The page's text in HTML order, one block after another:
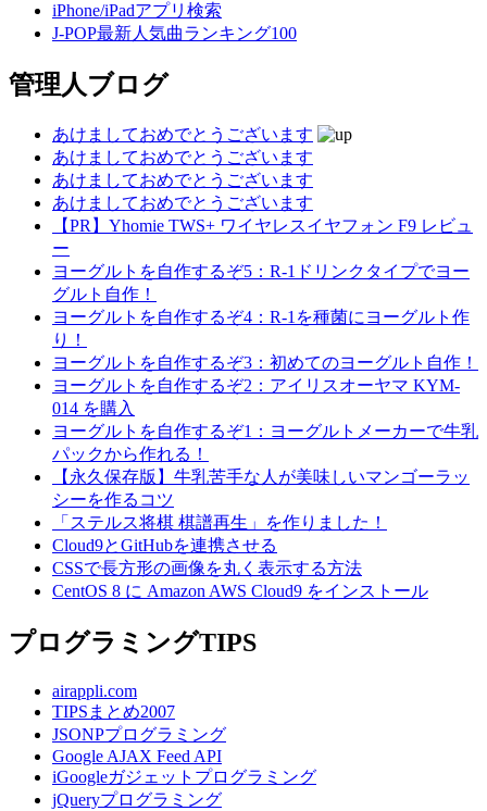
iPhone/iPadアプリ検索
J-POP最新人気曲ランキング100
管理人ブログ
あけましておめでとうございます
あけましておめでとうございます
あけましておめでとうございます
あけましておめでとうございます
【PR】Yhomie TWS+ ワイヤレスイヤフォン F9 レビュ
ー
ヨーグルトを自作するぞ5：R-1ドリンクタイプでヨー
グルト自作！
ヨーグルトを自作するぞ4：R-1を種菌にヨーグルト作
り！
ヨーグルトを自作するぞ3：初めてのヨーグルト自作！
ヨーグルトを自作するぞ2：アイリスオーヤマ KYM-
014 を購入
ヨーグルトを自作するぞ1：ヨーグルトメーカーで牛乳
パックから作れる！
【永久保存版】牛乳苦手な人が美味しいマンゴーラッ
シーを作るコツ
「ステルス将棋 棋譜再生」を作りました！
Cloud9とGitHubを連携させる
CSSで長方形の画像を丸く表示する方法
CentOS 8 に Amazon AWS Cloud9 をインストール
プログラミングTIPS
airappli.com
TIPSまとめ2007
JSONPプログラミング
Google AJAX Feed API
iGoogleガジェットプログラミング
jQueryプログラミング